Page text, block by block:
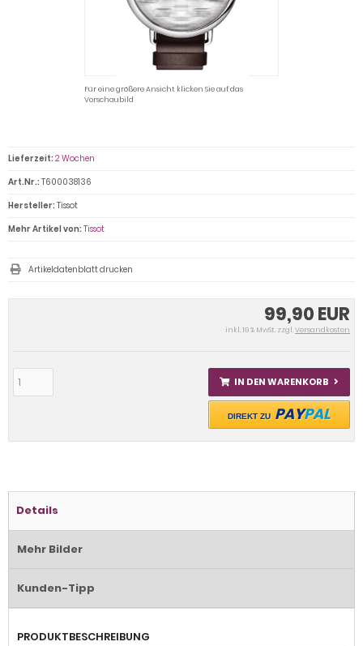
Für eine größere Ansicht klicken Sie auf das
Vorschaubild
99,90 EUR
inkl. 19 % MwSt. zzgl.Versandkosten
IN DEN WARENKORB
DIREKT ZU PAYPAL
Lieferzeit: 2 Wochen
Art.Nr.: T600038136
Hersteller: Tissot
Mehr Artikel von: Tissot
Artikeldatenblatt drucken
Details
Mehr Bilder
Kunden-Tipp
PRODUKTBESCHREIBUNG